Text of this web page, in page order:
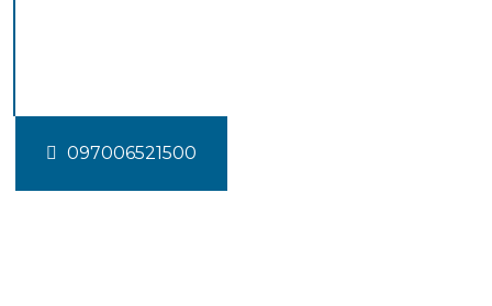
097006521500